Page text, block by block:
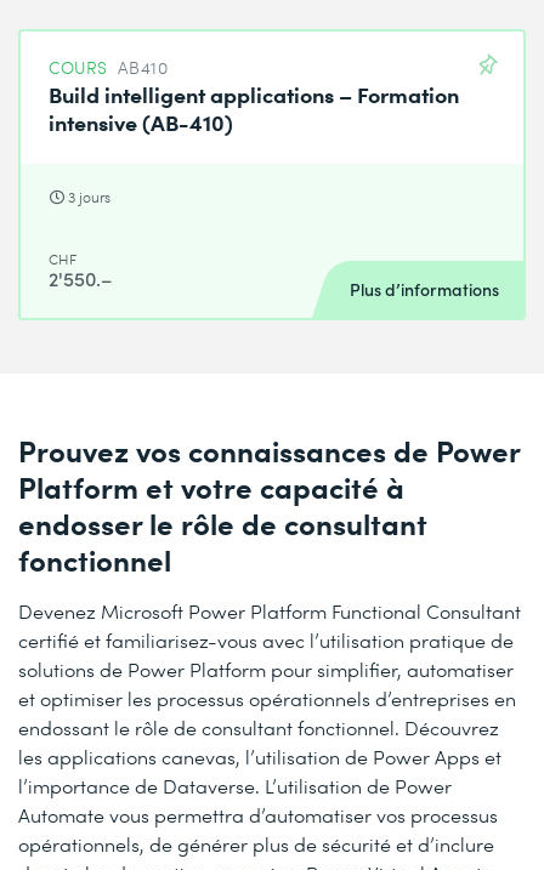
COURS AB410
Build intelligent applications – Formation
intensive (AB-410)
3 jours
CHF
2'550.– Plus d’informations
Prouvez vos connaissances de Power
Platform et votre capacité à
endosser le rôle de consultant
fonctionnel
Devenez Microsoft Power Platform Functional Consultant
certifié et familiarisez-vous avec l’utilisation pratique de
solutions de Power Platform pour simplifier, automatiser
et optimiser les processus opérationnels d’entreprises en
endossant le rôle de consultant fonctionnel. Découvrez
les applications canevas, l’utilisation de Power Apps et
l’importance de Dataverse. L’utilisation de Power
Automate vous permettra d’automatiser vos processus
opérationnels, de générer plus de sécurité et d’inclure